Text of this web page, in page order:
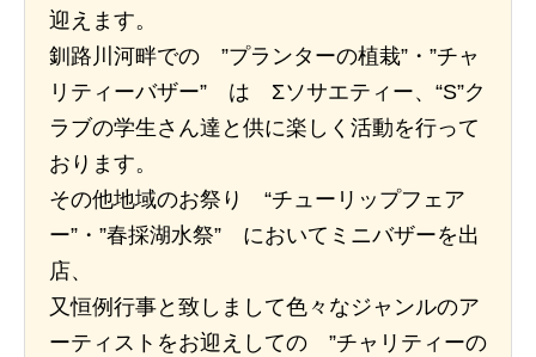
アメリカ
SIA
日本北リジョン
JAPAN KITA
リンク
迎えます。
釧路川河畔での ”プランターの植栽”・”チャ
リティーバザー” は Σソサエティー、“S”ク
ラブの学生さん達と供に楽しく活動を行って
おります。
その他地域のお祭り “チューリップフェア
ー”・”春採湖水祭” においてミニバザーを出
店、
又恒例行事と致しまして色々なジャンルのア
ーティストをお迎えしての ”チャリティーの